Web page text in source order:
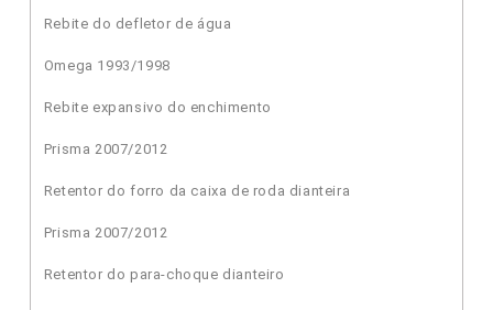
Rebite do defletor de água
Omega 1993/1998
Rebite expansivo do enchimento
Prisma 2007/2012
Retentor do forro da caixa de roda dianteira
Prisma 2007/2012
Retentor do para-choque dianteiro